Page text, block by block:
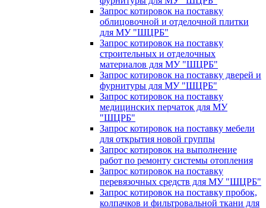
Запрос котировок на поставку
облицовочной и отделочной плитки
для МУ "ШЦРБ"
Запрос котировок на поставку
строительных и отделочных
материалов для МУ "ШЦРБ"
Запрос котировок на поставку дверей и
фурнитуры для МУ "ШЦРБ"
Запрос котировок на поставку
медицинских перчаток для МУ
"ШЦРБ"
Запрос котировок на поставку мебели
для открытия новой группы
Запрос котировок на выполнение
работ по ремонту системы отопления
Запрос котировок на поставку
перевязочных средств для МУ "ШЦРБ"
Запрос котировок на поставку пробок,
колпачков и фильтровальной ткани для